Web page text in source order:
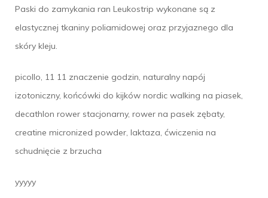
Paski do zamykania ran Leukostrip wykonane są z
elastycznej tkaniny poliamidowej oraz przyjaznego dla
skóry kleju.
picollo, 11 11 znaczenie godzin, naturalny napój
izotoniczny, końcówki do kijków nordic walking na piasek,
decathlon rower stacjonarny, rower na pasek zębaty,
creatine micronized powder, laktaza, ćwiczenia na
schudnięcie z brzucha
yyyyy